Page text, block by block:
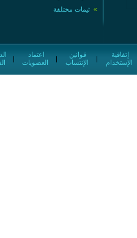
» ثيمات مختلفة
|
العضويات
|
الإنتساب
|
الإستخدام